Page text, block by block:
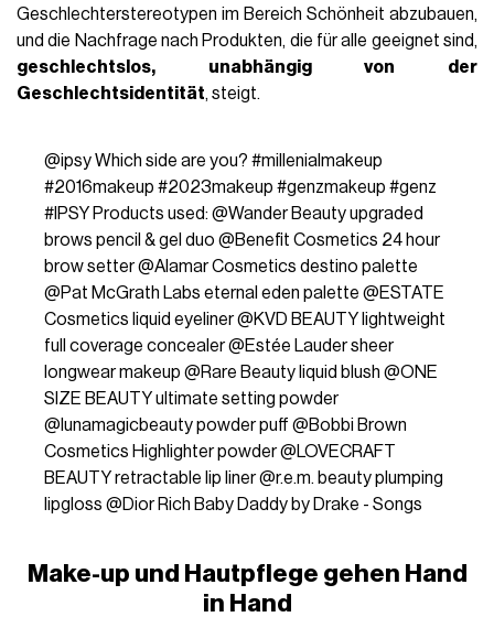
Geschlechterstereotypen im Bereich Schönheit abzubauen,
und die Nachfrage nach Produkten, die für alle geeignet sind,
geschlechtslos, unabhängig von der
Geschlechtsidentität, steigt.
@ipsyWhich side are you? #millenialmakeup
#2016makeup #2023makeup #genzmakeup #genz
#IPSYProducts used: @Wander Beauty upgraded
brows pencil & gel duo @Benefit Cosmetics 24 hour
brow setter @Alamar Cosmetics destino palette
@Pat McGrath Labs eternal eden palette @ESTATE
Cosmetics liquid eyeliner @KVD BEAUTY lightweight
full coverage concealer @Estée Lauder sheer
longwear makeup @Rare Beauty liquid blush @ONE
SIZE BEAUTY ultimate setting powder
@lunamagicbeauty powder puff @Bobbi Brown
Cosmetics Highlighter powder @LOVECRAFT
BEAUTY retractable lip liner @r.e.m. beauty plumping
lipgloss @Dior Rich Baby Daddy by Drake - Songs
Make-up und Hautpflege gehen Hand
in Hand